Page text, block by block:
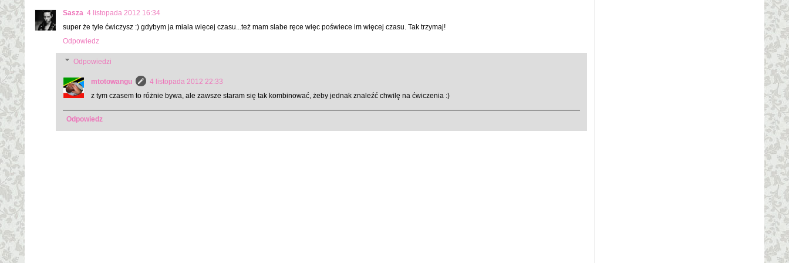
Sasza 4 listopada 2012 16:34
super że tyle ćwiczysz :) gdybym ja miala więcej czasu...też mam slabe ręce więc poświece im więcej czasu. Tak trzymaj!
Odpowiedz
Odpowiedzi
mtotowangu
4 listopada 2012 22:33
z tym czasem to różnie bywa, ale zawsze staram się tak kombinować, żeby jednak znaleźć chwilę na ćwiczenia :)
Odpowiedz